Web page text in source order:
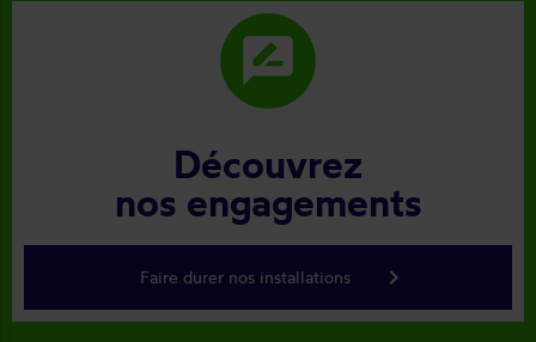
rate_review
Découvrez
nos engagements
Faire durer nos installations keyboard_arrow_right